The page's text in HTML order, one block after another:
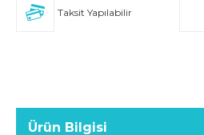
Taksit Yapılabilir
Ürün Bilgisi